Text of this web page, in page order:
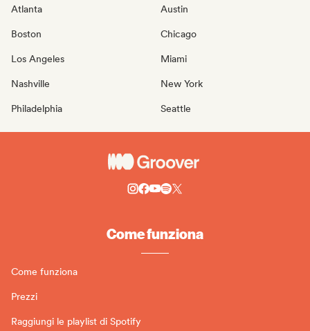
Atlanta Austin
Boston Chicago
Los Angeles Miami
Nashville New York
Philadelphia Seattle
Come funziona
Come funziona
Prezzi
Raggiungi le playlist di Spotify